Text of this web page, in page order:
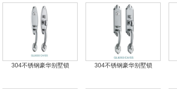
304不锈钢豪华别墅锁 304不锈钢豪华别墅锁